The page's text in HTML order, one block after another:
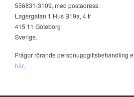
556831-3109, med postadress:
Lagergatan 1 Hus B19a, 4 tr
415 11 Göteborg
Sverige.
Frågor rörande personuppgiftsbehandling
här.